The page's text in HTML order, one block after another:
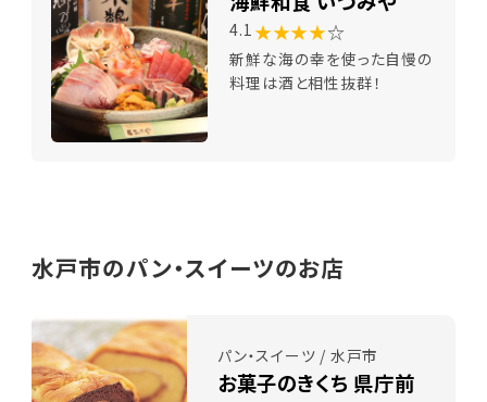
4.1 ★★★★☆
新鮮な海の幸を使った自慢の
料理は酒と相性抜群！
水戸市のパン・スイーツのお店
パン・スイーツ / 水戸市
お菓子のきくち 県庁前